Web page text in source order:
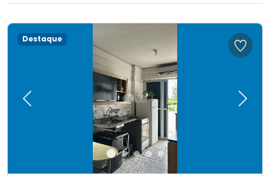
Previous Next
Destaque